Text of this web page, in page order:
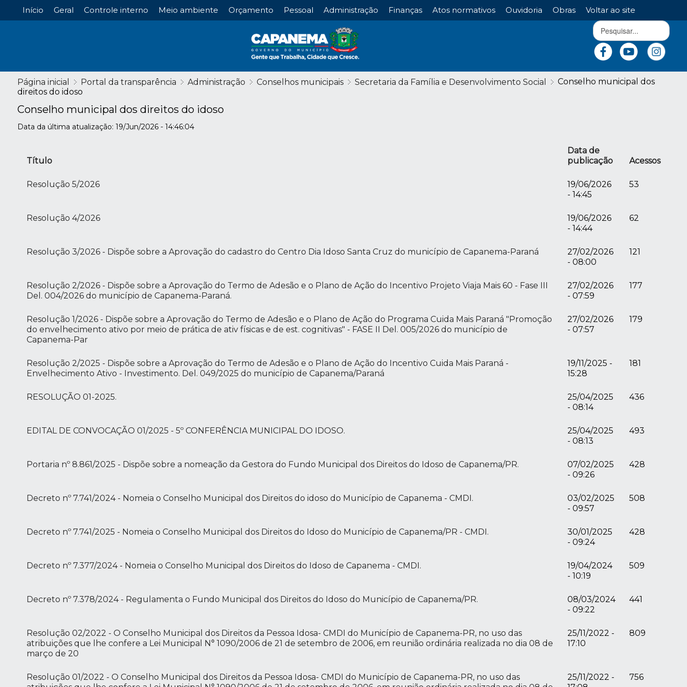
Início Geral Controle interno Meio ambiente Orçamento Pessoal Administração Finanças Atos normativos Ouvidoria Obras Voltar ao site
Página inicial Portal da transparência Administração Conselhos municipais Secretaria da Família e Desenvolvimento Social
Conselho municipal dos
direitos do idoso
Conselho municipal dos direitos do idoso
Data da última atualização: 19/Jun/2026 - 14:46:04
Título
Data de
publicação
Acessos
Resolução 5/2026
19/06/2026
- 14:45
53
Resolução 4/2026
19/06/2026
- 14:44
62
Resolução 3/2026 - Dispõe sobre a Aprovação do cadastro do Centro Dia Idoso Santa Cruz do município de Capanema-Paraná
27/02/2026
- 08:00
121
Resolução 2/2026 - Dispõe sobre a Aprovação do Termo de Adesão e o Plano de Ação do Incentivo Projeto Viaja Mais 60 - Fase III
Del. 004/2026 do município de Capanema-Paraná.
27/02/2026
- 07:59
177
Resolução 1/2026 - Dispõe sobre a Aprovação do Termo de Adesão e o Plano de Ação do Programa Cuida Mais Paraná "Promoção
do envelhecimento ativo por meio de prática de ativ físicas e de est. cognitivas" - FASE II Del. 005/2026 do município de
Capanema-Par
27/02/2026
- 07:57
179
Resolução 2/2025 - Dispõe sobre a Aprovação do Termo de Adesão e o Plano de Ação do Incentivo Cuida Mais Paraná -
Envelhecimento Ativo - Investimento. Del. 049/2025 do município de Capanema/Paraná
19/11/2025 -
15:28
181
RESOLUÇÃO 01-2025.
25/04/2025
- 08:14
436
EDITAL DE CONVOCAÇÃO 01/2025 - 5º CONFERÊNCIA MUNICIPAL DO IDOSO.
25/04/2025
- 08:13
493
Portaria nº 8.861/2025 - Dispõe sobre a nomeação da Gestora do Fundo Municipal dos Direitos do Idoso de Capanema/PR.
07/02/2025
- 09:26
428
Decreto nº 7.741/2024 - Nomeia o Conselho Municipal dos Direitos do idoso do Município de Capanema - CMDI.
03/02/2025
- 09:57
508
Decreto nº 7.741/2025 - Nomeia o Conselho Municipal dos Direitos do Idoso do Município de Capanema/PR - CMDI.
30/01/2025
- 09:24
428
Decreto nº 7.377/2024 - Nomeia o Conselho Municipal dos Direitos do Idoso de Capanema - CMDI.
19/04/2024
- 10:19
509
Decreto nº 7.378/2024 - Regulamenta o Fundo Municipal dos Direitos do Idoso do Município de Capanema/PR.
08/03/2024
- 09:22
441
Resolução 02/2022 - O Conselho Municipal dos Direitos da Pessoa Idosa- CMDI do Município de Capanema-PR, no uso das
atribuições que lhe confere a Lei Municipal N° 1090/2006 de 21 de setembro de 2006, em reunião ordinária realizada no dia 08 de
março de 20
25/11/2022 -
17:10
809
Resolução 01/2022 - O Conselho Municipal dos Direitos da Pessoa Idosa- CMDI do Município de Capanema-PR, no uso das
25/11/2022 -
756